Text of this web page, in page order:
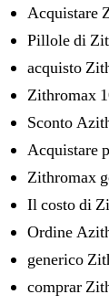
Acquistare
Pillole di
acquisto
Zithromax
Sconto
Acquistare
Zithromax
Il costo di
Ordine
generico
comprar